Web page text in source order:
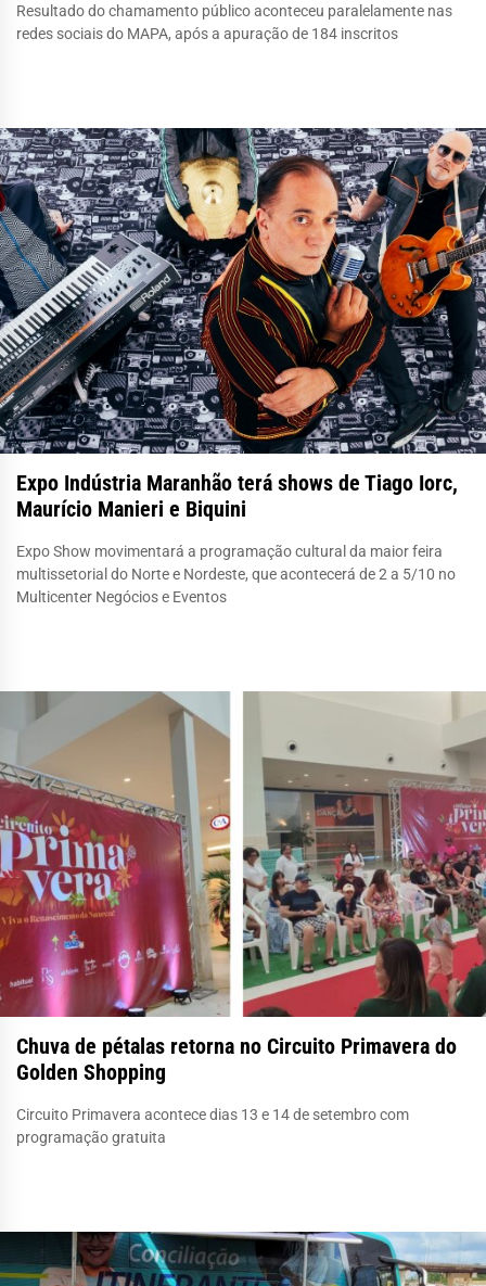
Resultado do chamamento público aconteceu paralelamente nas
redes sociais do MAPA, após a apuração de 184 inscritos
Expo Indústria Maranhão terá shows de Tiago Iorc,
Maurício Manieri e Biquini
Expo Show movimentará a programação cultural da maior feira
multissetorial do Norte e Nordeste, que acontecerá de 2 a 5/10 no
Multicenter Negócios e Eventos
Chuva de pétalas retorna no Circuito Primavera do
Golden Shopping
Circuito Primavera acontece dias 13 e 14 de setembro com
programação gratuita